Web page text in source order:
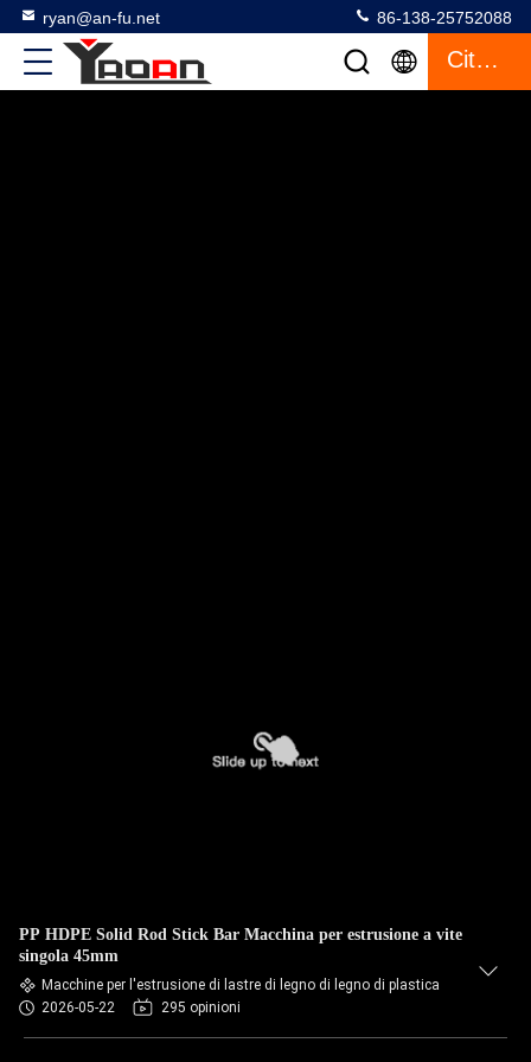
ryan@an-fu.net 86-138-25752088
Citazione
PP HDPE Solid Rod Stick Bar Macchina per estrusione a vite
singola 45mm
Macchine per l'estrusione di lastre di legno di legno di plastica
2026-05-22
295 opinioni